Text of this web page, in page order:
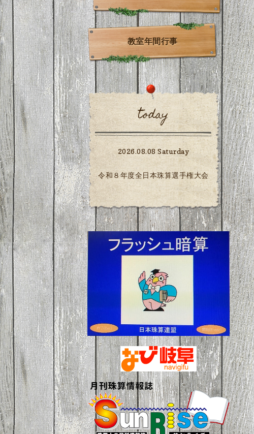
教室年間行事
today
2026.08.08 Saturday
令和８年度全日本珠算選手権大会